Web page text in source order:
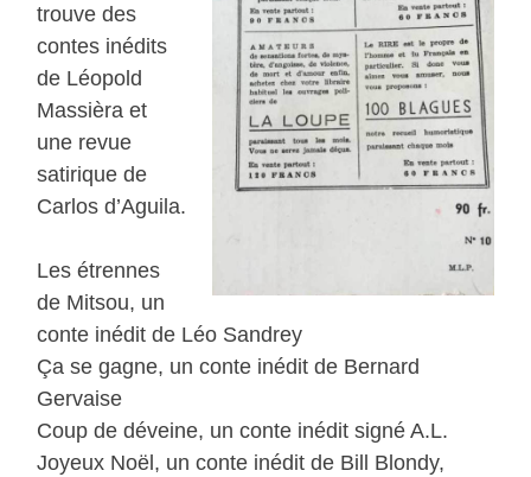
trouve des
contes inédits
de Léopold
Massièra et
une revue
satirique de
Carlos d’Aguila.
Les étrennes
de Mitsou, un
conte inédit de Léo Sandrey
Ça se gagne, un conte inédit de Bernard
Gervaise
Coup de déveine, un conte inédit signé A.L.
Joyeux Noël, un conte inédit de Bill Blondy,